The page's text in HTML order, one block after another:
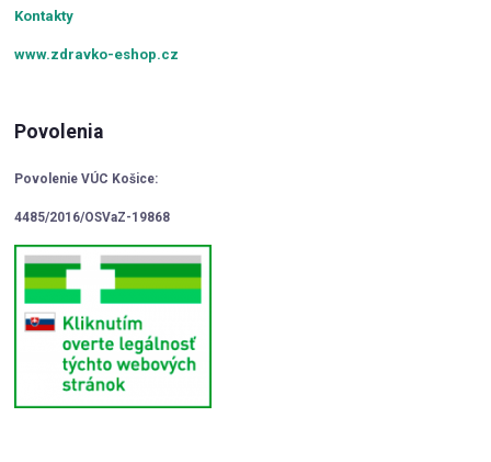
Kontakty
www.zdravko-eshop.cz
Povolenia
Povolenie VÚC Košice:
4485/2016/OSVaZ-19868